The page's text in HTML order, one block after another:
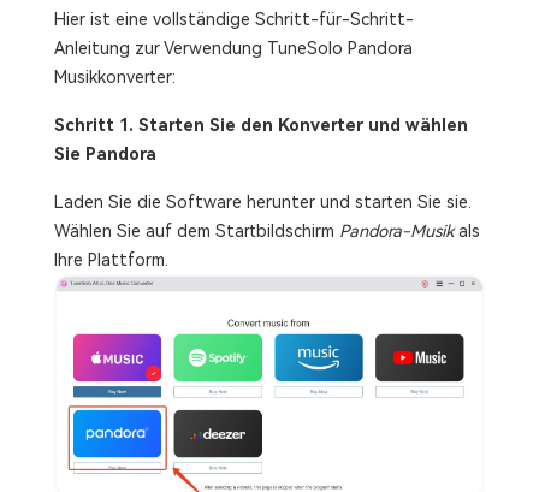
Hier ist eine vollständige Schritt-für-Schritt-
Anleitung zur Verwendung TuneSolo Pandora
Musikkonverter:
Schritt 1. Starten Sie den Konverter und wählen
Sie Pandora
Laden Sie die Software herunter und starten Sie sie.
Wählen Sie auf dem Startbildschirm Pandora-Musikals
Ihre Plattform.